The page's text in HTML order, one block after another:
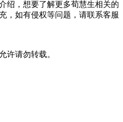
绍，想要了解更多荀慧生相关的
，如有侵权等问题，请联系客服
许请勿转载。